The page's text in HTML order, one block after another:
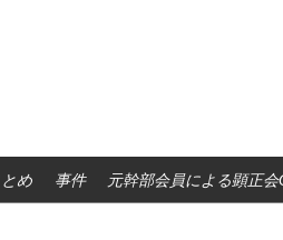
め 事件 元幹部会員による顕正会